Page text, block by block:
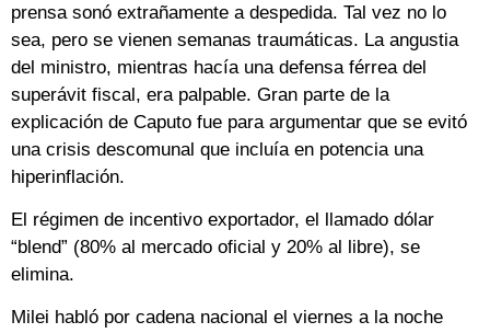
prensa sonó extrañamente a despedida. Tal vez no lo
sea, pero se vienen semanas traumáticas. La angustia
del ministro, mientras hacía una defensa férrea del
superávit fiscal, era palpable. Gran parte de la
explicación de Caputo fue para argumentar que se evitó
una crisis descomunal que incluía en potencia una
hiperinflación.
El régimen de incentivo exportador, el llamado dólar
“blend” (80% al mercado oficial y 20% al libre), se
elimina.
Milei habló por cadena nacional el viernes a la noche